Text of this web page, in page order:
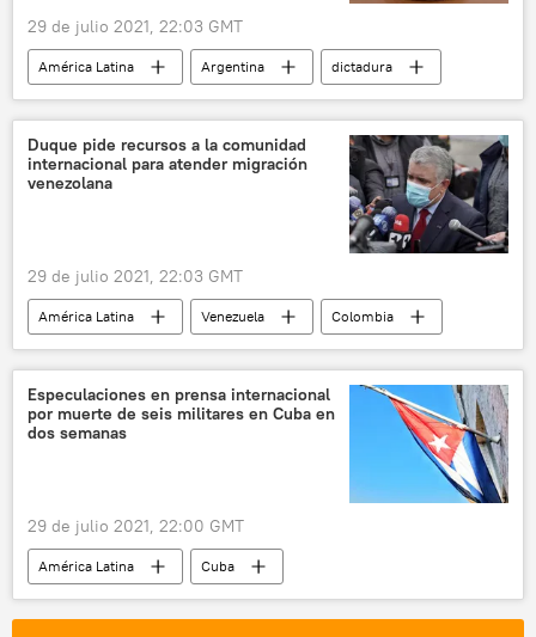
29 de julio 2021, 22:03 GMT
América Latina Argentina
dictadura
cadena perpetua
Duque pide recursos a la comunidad
internacional para atender migración
venezolana
29 de julio 2021, 22:03 GMT
América Latina Venezuela
Colombia
Iván Duque
migración
Especulaciones en prensa internacional
por muerte de seis militares en Cuba en
dos semanas
29 de julio 2021, 22:00 GMT
América Latina Cuba